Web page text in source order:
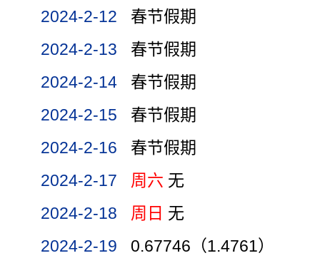
2024-2-12
春节假期
2024-2-13
春节假期
2024-2-14
春节假期
2024-2-15
春节假期
2024-2-16
春节假期
2024-2-17
周六 无
2024-2-18
周日 无
2024-2-19
0.67746（1.4761）